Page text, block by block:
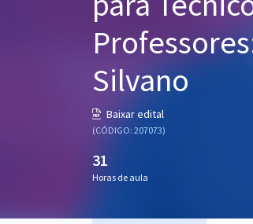
Questões grátis
Silvano
Baixar edital
(CÓDIGO: 207073)
31
Horas de aula